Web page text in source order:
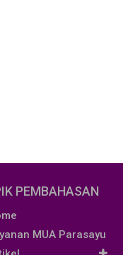
PEMBAHASAN
MUA Parasayu